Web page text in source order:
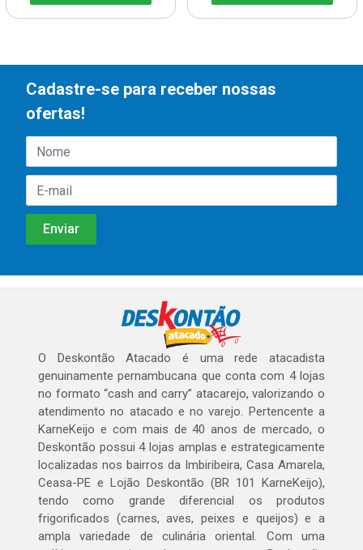
Cadastre-se para receber nossas
ofertas!
O Deskontão Atacado é uma rede atacadista
genuinamente pernambucana que conta com 4 lojas
no formato “cash and carry” atacarejo, valorizando o
atendimento no atacado e no varejo. Pertencente a
KarneKeijo e com mais de 40 anos de mercado, o
Deskontão possui 4 lojas amplas e estrategicamente
localizadas nos bairros da Imbiribeira, Casa Amarela,
Ceasa-PE e Lojão Deskontão (BR 101 KarneKeijo),
tendo como grande diferencial os produtos
frigorificados (carnes, aves, peixes e queijos) e a
ampla variedade de culinária oriental. Com uma